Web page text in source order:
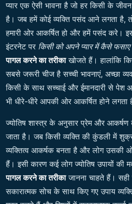
प्यार एक ऐसी भावना है जो हर किसी के
है। जब हमें कोई व्यक्ति पसंद आने लगता है,
हमारी ओर आकर्षित हो और हमें पसंद करे।
इंटरनेट पर किसी को अपने प्यार में कैसे फसाए
पागल करने का तरीकाखोजते हैं। हालांकि
सबसे जरूरी चीज है सच्ची भावनाएं, अच्छा
किसी के साथ सच्चाई और ईमानदारी से पेश
भी धीरे-धीरे आपकी ओर आकर्षित होने लगता
ज्योतिष शास्त्र के अनुसार प्रेम और
जाता है। जब किसी व्यक्ति की कुंडली में
व्यक्तित्व आकर्षक बनता है और लोग उसकी
हैं। इसी कारण कई लोग ज्योतिष उपायों की
पागल करने का तरीकाजानना चाहते हैं।
सकारात्मक सोच के साथ किए गए उपाय